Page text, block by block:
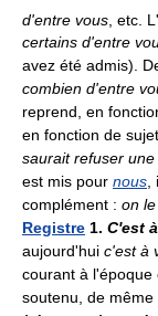
d'entre vous , etc.
certains d'entre
avez été admis).
combien d'entre
reprend, en
en fonction de
saurait refuser
est mis pour nous,
complément : on
Registre 1. C'est
aujourd'hui c'est à
courant à l'époque
soutenu, de même